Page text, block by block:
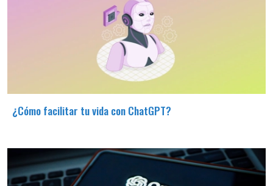
¿Cómo facilitar tu vida con ChatGPT?